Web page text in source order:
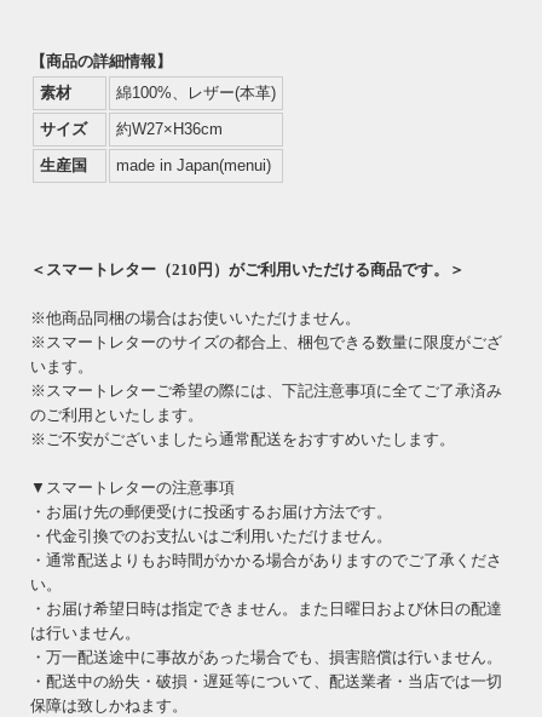
【商品の詳細情報】
素材
綿100%、レザー(本革)
サイズ
約W27×H36cm
生産国
made in Japan(menui)
＜スマートレター（210円）がご利用いただける商品です。＞
※他商品同梱の場合はお使いいただけません。
※スマートレターのサイズの都合上、梱包できる数量に限度がござ
います。
※スマートレターご希望の際には、下記注意事項に全てご了承済み
のご利用といたします。
※ご不安がございましたら通常配送をおすすめいたします。
▼スマートレターの注意事項
・お届け先の郵便受けに投函するお届け方法です。
・代金引換でのお支払いはご利用いただけません。
・通常配送よりもお時間がかかる場合がありますのでご了承くださ
い。
・お届け希望日時は指定できません。また日曜日および休日の配達
は行いません。
・万一配送途中に事故があった場合でも、損害賠償は行いません。
・配送中の紛失・破損・遅延等について、配送業者・当店では一切
保障は致しかねます。